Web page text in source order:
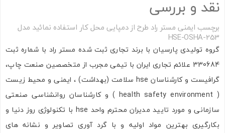
نقد و بررسی
برچسب ایمنی مستر راد طرح از دمپایی محل کار استفاده نمائید مدل
HSE-OSHA-253
گروه تولیدی پارسیان با برند تجاری ثبت شده مستر راد با شماره ثبت
330684 علائم تجاری ایران با تیمی مجرب از متخصصین صنعت چاپ،
گرافیست و کارشناسان hse سلامت (بهداشت) ، ایمنی و محیط زیست
( health safety environment ) و کارشناسان روانشناسی صنعتی
سازمانی و مورد تایید مدیران محترم واحد hse با تکنولوژی روز دنیا و
بکارگیری بهترین مواد اولیه و با گرد آوری تصاویر و نشانه های
ارسال به ایمیل